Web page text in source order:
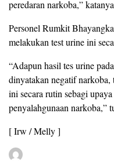
peredaran narkoba,”
Personel Rumkit
melakukan test urine ini
“Adapun hasil tes urine
dinyatakan negatif narkoba,
ini secara rutin sebagi
penyalahgunaan narkoba,”
[ Irw / Melly ]